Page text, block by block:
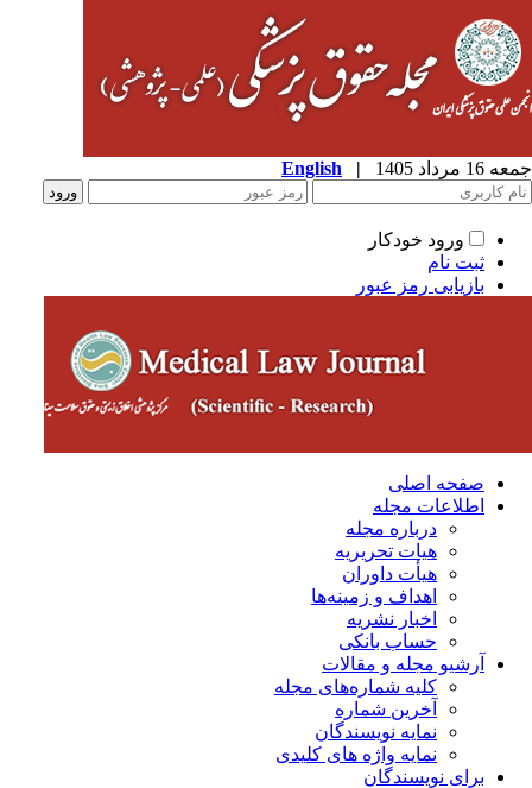
مرداد 1405 |
English
ورود خودکار
ثبت نام
بازیابی رمز عبور
صفحه اصلی
اطلاعات مجله
درباره مجله
هیات تحریریه
هیأت داوران
اهداف و زمینه‌ها
اخبار نشریه
حساب بانکی
آرشیو مجله و مقالات
کلیه شماره‌های مجله
آخرین شماره
نمایه نویسندگان
نمایه واژه های کلیدی
برای نویسندگان